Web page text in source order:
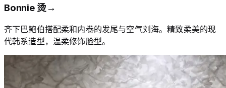
Bonnie 烫→
齐下巴鲍伯搭配柔和内卷的发尾与空气刘海。精致柔美的现
代韩系造型，温柔修饰脸型。